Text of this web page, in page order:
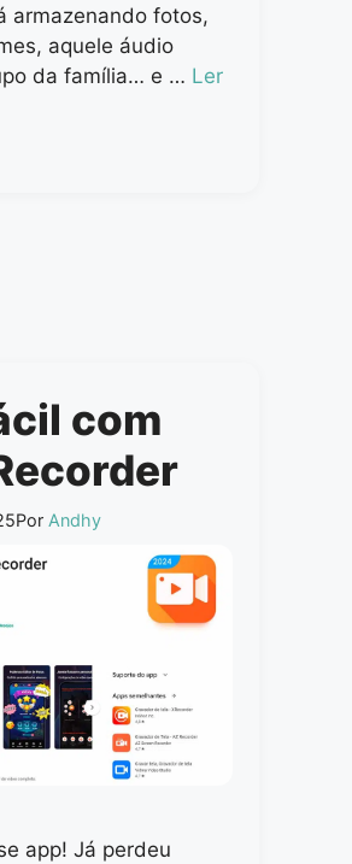
armazenando fotos,
aquele áudio
da família… e … Ler
com
Por Andhy
app! Já perdeu